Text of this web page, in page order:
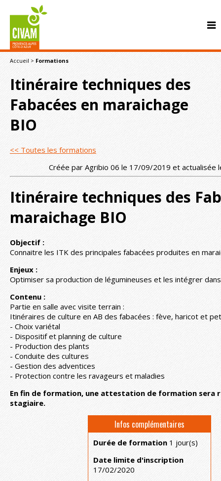
Accueil > Formations
Itinéraire techniques des
Fabacées en maraichage
BIO
<< Toutes les formations
Créée par Agribio 06 le 17/09/2019 et actualisée
Itinéraire techniques des
maraichage BIO
Objectif :
Connaitre les ITK des principales fabacées produites en
Enjeux :
Optimiser sa production de légumineuses et les intégrer
Contenu :
Partie en salle avec visite terrain :
Itinéraires de culture en AB des fabacées : fève, haricot et
- Choix variétal
- Dispositif et planning de culture
- Production des plants
- Conduite des cultures
- Gestion des adventices
- Protection contre les ravageurs et maladies
En fin de formation, une attestation de formation sera
stagiaire.
Infos complémentaires
Durée de formation 1 jour(s)
Date limite d'inscription
17/02/2020